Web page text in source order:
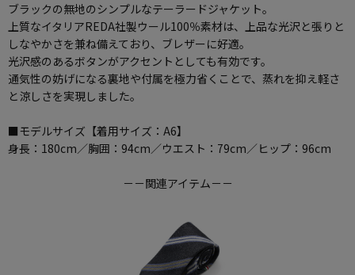
ブラックの無地のシンプルなテーラードジャケット。
上質なイタリアREDA社製ウール100％素材は、上品な光沢と張りと
しなやかさを兼ね備えており、ブレザーに好適。
光沢感のあるボタンがアクセントとしても有効です。
通気性の妨げになる裏地や付属を極力省くことで、蒸れを抑え軽さ
と涼しさを実現しました。
■モデルサイズ【着用サイズ：A6】
身長：180cm／胸囲：94cm／ウエスト：79cm／ヒップ：96cm
－－関連アイテム－－